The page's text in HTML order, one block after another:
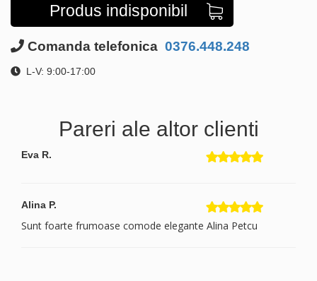
Produs indisponibil
Comanda telefonica 0376.448.248
L-V: 9:00-17:00
Pareri ale altor clienti
Eva R.
Alina P.
Sunt foarte frumoase comode elegante Alina Petcu